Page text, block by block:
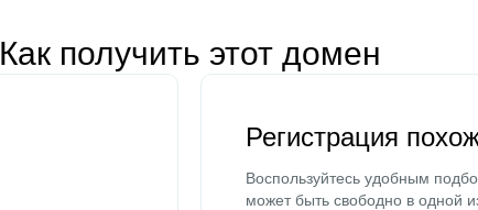
Как получить этот домен
Регистрация
Воспользуйтесь удобным
может быть свободно в одной